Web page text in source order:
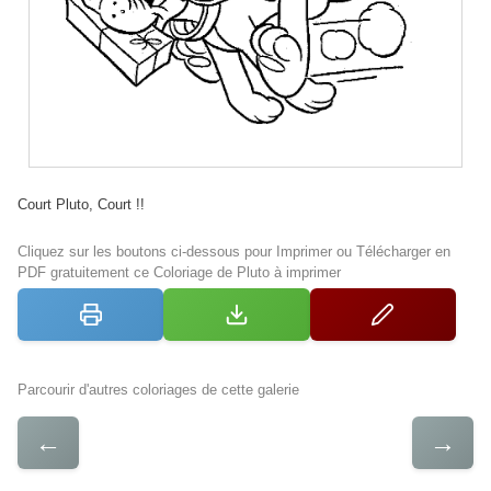
Court Pluto, Court !!
Cliquez sur les boutons ci-dessous pour Imprimer ou Télécharger en
PDF gratuitement ce Coloriage de Pluto à imprimer
Parcourir d'autres coloriages de cette galerie
← →